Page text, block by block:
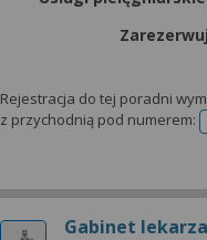
Rejestracja do tej poradni
z przychodnią pod numerem:
Gabinet
możesz też
danych tylko w
konfigurację
za pomocą
narzędzi
znajdziesz w